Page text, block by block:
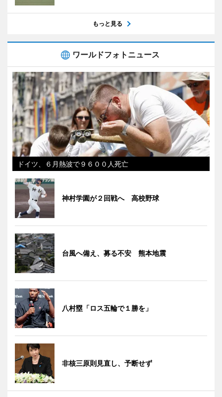
もっと見る
ワールドフォトニュース
ドイツ、６月熱波で９６００人死亡
神村学園が２回戦へ 高校野球
台風へ備え、募る不安 熊本地震
八村塁「ロス五輪で１勝を」
非核三原則見直し、予断せず